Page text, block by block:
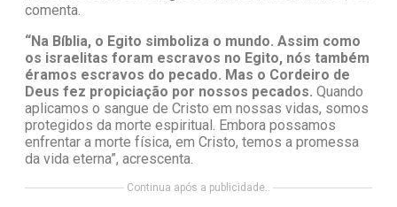
comenta.
“Na Bíblia, o Egito simboliza o mundo. Assim como
os israelitas foram escravos no Egito, nós também
éramos escravos do pecado. Mas o Cordeiro de
Deus fez propiciação por nossos pecados. Quando
aplicamos o sangue de Cristo em nossas vidas, somos
protegidos da morte espiritual. Embora possamos
enfrentar a morte física, em Cristo, temos a promessa
da vida eterna”, acrescenta.
Continua após a publicidade..